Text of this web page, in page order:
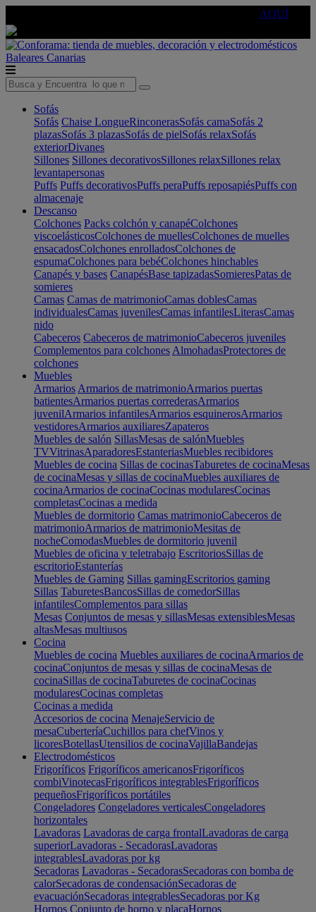
AQUÍ
Baleares Canarias
Sofás
Sofás Chaise LongueRinconerasSofás camaSofás 2
plazasSofás 3 plazasSofás de pielSofás relaxSofás
exteriorDivanes
Sillones Sillones decorativosSillones relaxSillones relax
levantapersonas
Puffs Puffs decorativosPuffs peraPuffs reposapiésPuffs con
almacenaje
Descanso
Colchones Packs colchón y canapéColchones
viscoelásticosColchones de muellesColchones de muelles
ensacadosColchones enrolladosColchones de
espumaColchones para bebéColchones hinchables
Canapés y bases CanapésBase tapizadasSomieresPatas de
somieres
Camas Camas de matrimonioCamas doblesCamas
individualesCamas juvenilesCamas infantilesLiterasCamas
nido
Cabeceros Cabeceros de matrimonioCabeceros juveniles
Complementos para colchones AlmohadasProtectores de
colchones
Muebles
Armarios Armarios de matrimonioArmarios puertas
batientesArmarios puertas correderasArmarios
juvenilArmarios infantilesArmarios esquinerosArmarios
vestidoresArmarios auxiliaresZapateros
Muebles de salón SillasMesas de salónMuebles
TVVitrinasAparadoresEstanteriasMuebles recibidores
Muebles de cocina Sillas de cocinasTaburetes de cocinaMesas
de cocinaMesas y sillas de cocinaMuebles auxiliares de
cocinaArmarios de cocinaCocinas modularesCocinas
completasCocinas a medida
Muebles de dormitorio Camas matrimonioCabeceros de
matrimonioArmarios de matrimonioMesitas de
nocheComodasMuebles de dormitorio juvenil
Muebles de oficina y teletrabajo EscritoriosSillas de
escritorioEstanterías
Muebles de Gaming Sillas gamingEscritorios gaming
Sillas TaburetesBancosSillas de comedorSillas
infantilesComplementos para sillas
Mesas Conjuntos de mesas y sillasMesas extensiblesMesas
altasMesas multiusos
Cocina
Muebles de cocina Muebles auxiliares de cocinaArmarios de
cocinaConjuntos de mesas y sillas de cocinaMesas de
cocinaSillas de cocinaTaburetes de cocinaCocinas
modularesCocinas completas
Cocinas a medida
Accesorios de cocina MenajeServicio de
mesaCuberteríaCuchillos para chefVinos y
licoresBotellasUtensilios de cocinaVajillaBandejas
Electrodomésticos
Frigoríficos Frigoríficos americanosFrigoríficos
combiVinotecasFrigoríficos integrablesFrigoríficos
pequeñosFrigoríficos portátiles
Congeladores Congeladores verticalesCongeladores
horizontales
Lavadoras Lavadoras de carga frontalLavadoras de carga
superiorLavadoras - SecadorasLavadoras
integrablesLavadoras por kg
Secadoras Lavadoras - SecadorasSecadoras con bomba de
calorSecadoras de condensaciónSecadoras de
evacuaciónSecadoras integrablesSecadoras por Kg
Hornos Conjunto de horno y placaHornos